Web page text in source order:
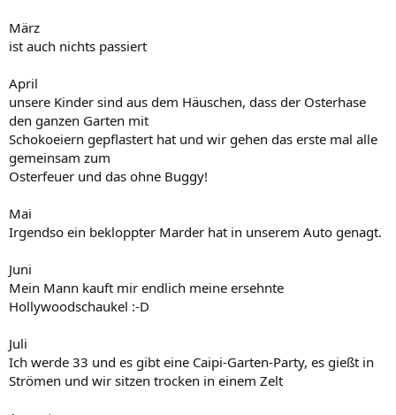
März
ist auch nichts passiert
April
unsere Kinder sind aus dem Häuschen, dass der Osterhase
den ganzen Garten mit
Schokoeiern gepflastert hat und wir gehen das erste mal alle
gemeinsam zum
Osterfeuer und das ohne Buggy!
Mai
Irgendso ein bekloppter Marder hat in unserem Auto genagt.
Juni
Mein Mann kauft mir endlich meine ersehnte
Hollywoodschaukel :-D
Juli
Ich werde 33 und es gibt eine Caipi-Garten-Party, es gießt in
Strömen und wir sitzen trocken in einem Zelt